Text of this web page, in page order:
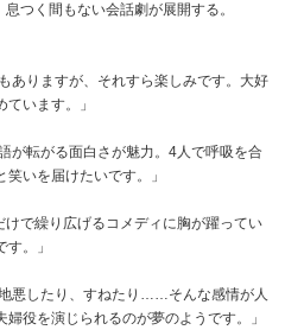
つく間もない会話劇が展開する。
ありますが、それすら楽しみです。大好
います。」
が転がる面白さが魅力。4人で呼吸を合
いを届けたいです。」
で繰り広げるコメディに胸が躍ってい
。」
悪したり、すねたり……そんな感情が人
役を演じられるのが夢のようです。」